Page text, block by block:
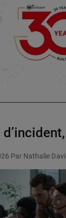
Par Nathalie